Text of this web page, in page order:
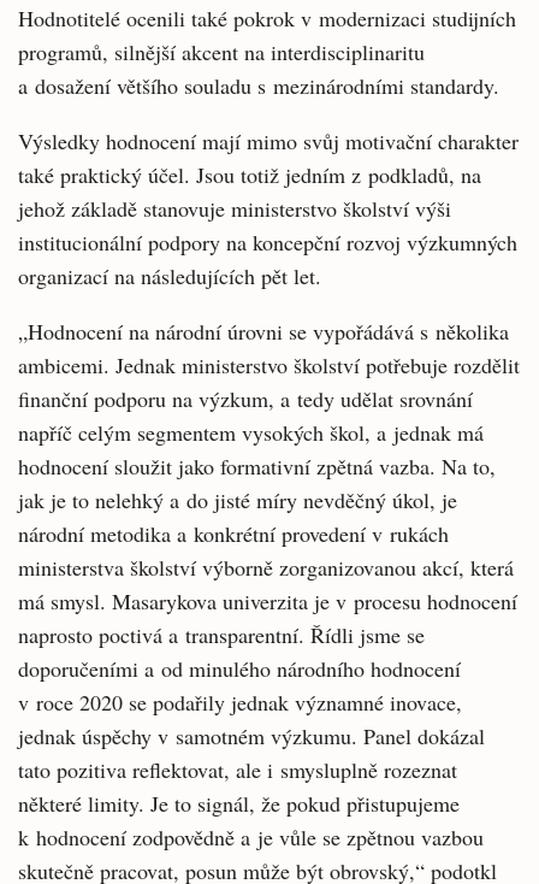
Hodnotitelé ocenili také pokrok v modernizaci studijních
programů, silnější akcent na interdisciplinaritu
a dosažení většího souladu s mezinárodními standardy.
Výsledky hodnocení mají mimo svůj motivační charakter
také praktický účel. Jsou totiž jedním z podkladů, na
jehož základě stanovuje ministerstvo školství výši
institucionální podpory na koncepční rozvoj výzkumných
organizací na následujících pět let.
„Hodnocení na národní úrovni se vypořádává s několika
ambicemi. Jednak ministerstvo školství potřebuje rozdělit
finanční podporu na výzkum, a tedy udělat srovnání
napříč celým segmentem vysokých škol, a jednak má
hodnocení sloužit jako formativní zpětná vazba. Na to,
jak je to nelehký a do jisté míry nevděčný úkol, je
národní metodika a konkrétní provedení v rukách
ministerstva školství výborně zorganizovanou akcí, která
má smysl. Masarykova univerzita je v procesu hodnocení
naprosto poctivá a transparentní. Řídli jsme se
doporučeními a od minulého národního hodnocení
v roce 2020 se podařily jednak významné inovace,
jednak úspěchy v samotném výzkumu. Panel dokázal
tato pozitiva reflektovat, ale i smysluplně rozeznat
některé limity. Je to signál, že pokud přistupujeme
k hodnocení zodpovědně a je vůle se zpětnou vazbou
skutečně pracovat, posun může být obrovský,“ podotkl